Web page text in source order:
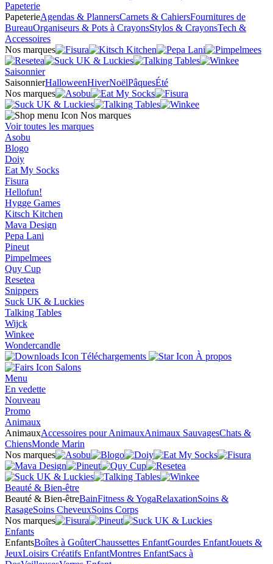
Papeterie
PapeterieAgendas & PlannersCarnets & CahiersFournitures de
BureauOrganiseurs & Pots à CrayonsStylos & CrayonsTech &
Accessoires
Nos marques
Saisonnier
SaisonnierHalloweenHiverNoëlPâquesÉté
Nos marques
Nos marques
Voir toutes les marques
Asobu
Blogo
Doiy
Eat My Socks
Fisura
Hellofun!
Hygge Games
Kitsch Kitchen
Mava Design
Pepa Lani
Pineut
Pimpelmees
Quy Cup
Resetea
Snippers
Suck UK & Luckies
Talking Tables
Wijck
Winkee
Wondercandle
Téléchargements
À propos
Salons
Menu
En vedette
Nouveau
Promo
Animaux
AnimauxAccessoires pour AnimauxAnimaux SauvagesChats &
ChiensMonde Marin
Nos marques
Beauté & Bien-être
Beauté & Bien-êtreBainFitness & YogaRelaxationSoins &
RasageSoins CheveuxSoins Corps
Nos marques
Enfants
EnfantsBoîtes à GoûterChaussettes EnfantGourdes EnfantJouets &
JeuxLoisirs Créatifs EnfantMontres EnfantSacs à